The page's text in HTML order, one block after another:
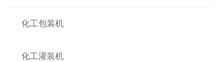
化工包装机
化工灌装机